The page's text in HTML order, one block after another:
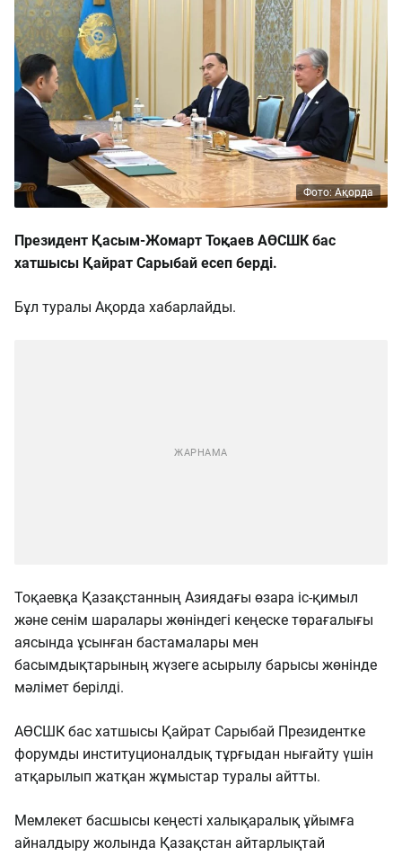
Фото: Ақорда
Президент Қасым-Жомарт Тоқаев АӨСШК бас
хатшысы Қайрат Сарыбай есеп берді.
Бұл туралы Ақорда хабарлайды.
Тоқаевқа Қазақстанның Азиядағы өзара іс-қимыл
және сенім шаралары жөніндегі кеңеске төрағалығы
аясында ұсынған бастамалары мен
басымдықтарының жүзеге асырылу барысы жөнінде
мәлімет берілді.
АӨСШК бас хатшысы Қайрат Сарыбай Президентке
форумды институционалдық тұрғыдан нығайту үшін
атқарылып жатқан жұмыстар туралы айтты.
Мемлекет басшысы кеңесті халықаралық ұйымға
айналдыру жолында Қазақстан айтарлықтай